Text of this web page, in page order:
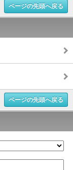
ページの先頭へ戻る
ページの先頭へ戻る